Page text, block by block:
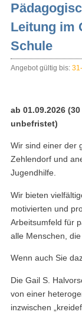
Leitung im
Schule
Angebot gültig bis:
ab 01.09.2026
unbefristet)
Wir sind einer der
Zehlendorf und
Jugendhilfe.
Wir bieten
motivierten und
Arbeitsumfeld für
alle Menschen,
Wenn auch Sie
Die Gail S.
von einer
inzwischen